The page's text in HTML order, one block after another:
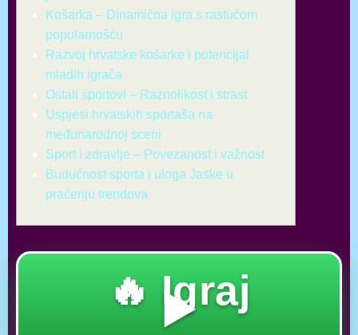
Košarka – Dinamična igra s rastućom
popularnošću
Razvoj hrvatske košarke i potencijal
mladih igrača
Ostali sportovi – Raznolikost i strast
Uspjesi hrvatskih sportaša na
međunarodnoj sceni
Sport i zdravlje – Povezanost i važnost
Budućnost sporta i uloga Jaske u
praćenju trendova
🔥 Igraj
▶️